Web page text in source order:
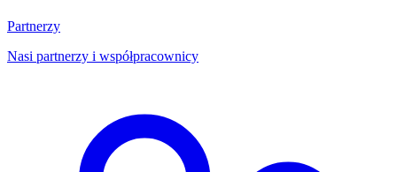
Partnerzy
Nasi partnerzy i współpracownicy